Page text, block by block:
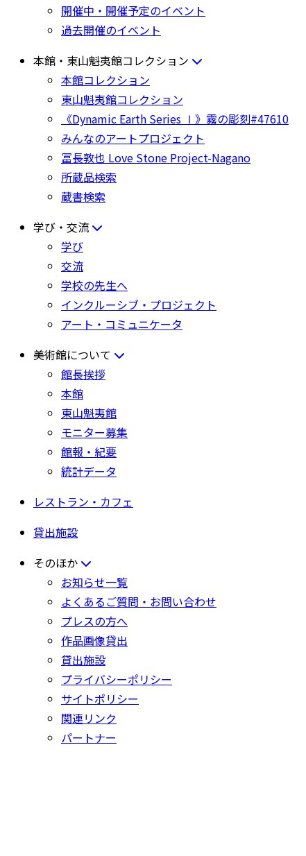
開催中・開催予定のイベント
過去開催のイベント
本館・東山魁夷館コレクション
本館コレクション
東山魁夷館コレクション
《Dynamic Earth Series Ⅰ》霧の彫刻#47610
みんなのアートプロジェクト
冨長敦也 Love Stone Project-Nagano
所蔵品検索
蔵書検索
学び・交流
学び
交流
学校の先生へ
インクルーシブ・プロジェクト
アート・コミュニケータ
美術館について
館長挨拶
本館
東山魁夷館
モニター募集
館報・紀要
統計データ
レストラン・カフェ
貸出施設
そのほか
お知らせ一覧
よくあるご質問・お問い合わせ
プレスの方へ
作品画像貸出
貸出施設
プライバシーポリシー
サイトポリシー
関連リンク
パートナー